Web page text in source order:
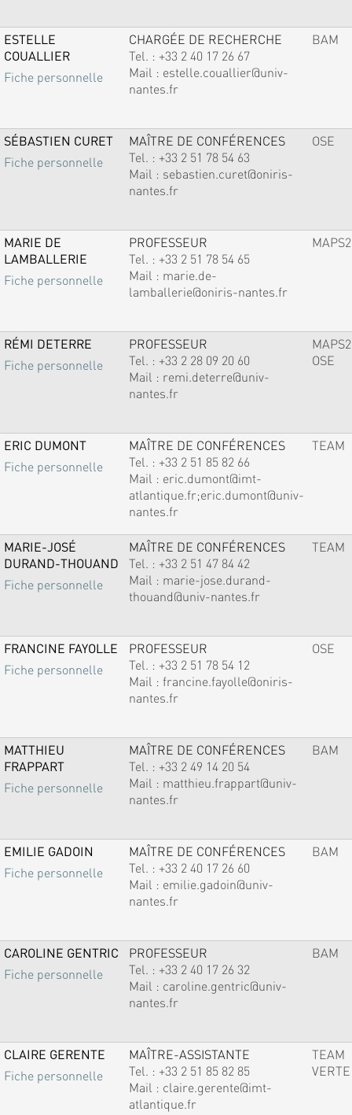
ESTELLE
COUALLIER
Fiche personnelle
CHARGÉE DE RECHERCHE
Tel. : +33 2 40 17 26 67
Mail : estelle.couallier@univ-
nantes.fr
BAM
SÉBASTIEN CURET
Fiche personnelle
MAÎTRE DE CONFÉRENCES
Tel. : +33 2 51 78 54 63
Mail : sebastien.curet@oniris-
nantes.fr
OSE
MARIE DE
LAMBALLERIE
Fiche personnelle
PROFESSEUR
Tel. : +33 2 51 78 54 65
Mail : marie.de-
lamballerie@oniris-nantes.fr
MAPS2
RÉMI DETERRE
Fiche personnelle
PROFESSEUR
Tel. : +33 2 28 09 20 60
Mail : remi.deterre@univ-
nantes.fr
MAPS2
OSE
ERIC DUMONT
Fiche personnelle
MAÎTRE DE CONFÉRENCES
Tel. : +33 2 51 85 82 66
Mail : eric.dumont@imt-
atlantique.fr;eric.dumont@univ-
nantes.fr
TEAM
MARIE-JOSÉ
DURAND-THOUAND
Fiche personnelle
MAÎTRE DE CONFÉRENCES
Tel. : +33 2 51 47 84 42
Mail : marie-jose.durand-
thouand@univ-nantes.fr
TEAM
FRANCINE FAYOLLE
Fiche personnelle
PROFESSEUR
Tel. : +33 2 51 78 54 12
Mail : francine.fayolle@oniris-
nantes.fr
OSE
MATTHIEU
FRAPPART
Fiche personnelle
MAÎTRE DE CONFÉRENCES
Tel. : +33 2 49 14 20 54
Mail : matthieu.frappart@univ-
nantes.fr
BAM
EMILIE GADOIN
Fiche personnelle
MAÎTRE DE CONFÉRENCES
Tel. : +33 2 40 17 26 60
Mail : emilie.gadoin@univ-
nantes.fr
BAM
CAROLINE GENTRIC
Fiche personnelle
PROFESSEUR
Tel. : +33 2 40 17 26 32
Mail : caroline.gentric@univ-
nantes.fr
BAM
CLAIRE GERENTE
Fiche personnelle
MAÎTRE-ASSISTANTE
Tel. : +33 2 51 85 82 85
Mail : claire.gerente@imt-
atlantique.fr
TEAM
VERTE